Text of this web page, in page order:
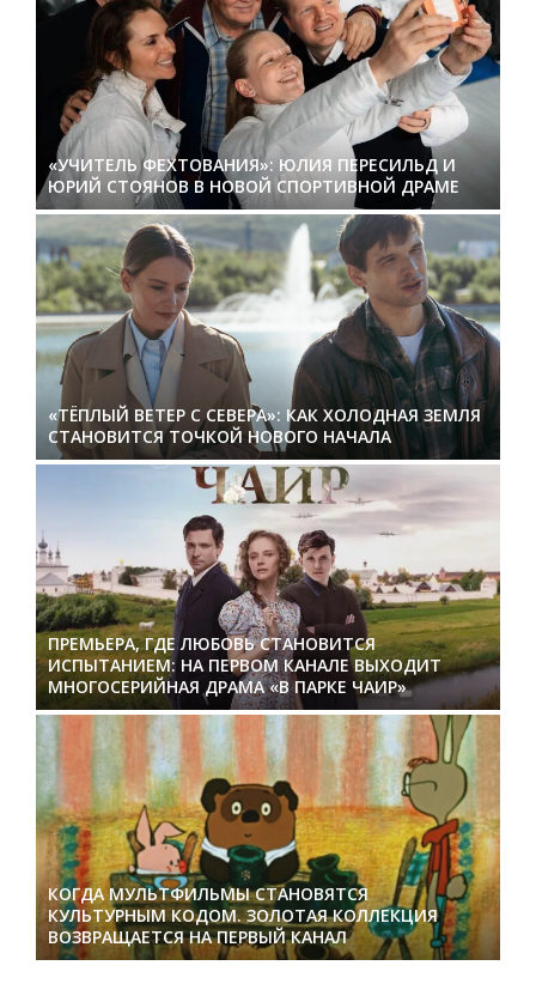
«УЧИТЕЛЬ ФЕХТОВАНИЯ»: ЮЛИЯ ПЕРЕСИЛЬД И
ЮРИЙ СТОЯНОВ В НОВОЙ СПОРТИВНОЙ ДРАМЕ
«ТЁПЛЫЙ ВЕТЕР С СЕВЕРА»: КАК ХОЛОДНАЯ ЗЕМЛЯ
СТАНОВИТСЯ ТОЧКОЙ НОВОГО НАЧАЛА
ПРЕМЬЕРА, ГДЕ ЛЮБОВЬ СТАНОВИТСЯ
ИСПЫТАНИЕМ: НА ПЕРВОМ КАНАЛЕ ВЫХОДИТ
МНОГОСЕРИЙНАЯ ДРАМА «В ПАРКЕ ЧАИР»
КОГДА МУЛЬТФИЛЬМЫ СТАНОВЯТСЯ
КУЛЬТУРНЫМ КОДОМ. ЗОЛОТАЯ КОЛЛЕКЦИЯ
ВОЗВРАЩАЕТСЯ НА ПЕРВЫЙ КАНАЛ